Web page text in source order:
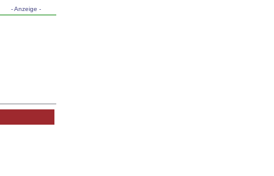
- Anzeige -